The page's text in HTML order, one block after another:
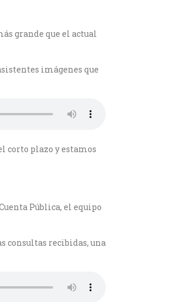
grande que el actual
imágenes que
corto plazo y estamos
Pública, el equipo
consultas recibidas, una